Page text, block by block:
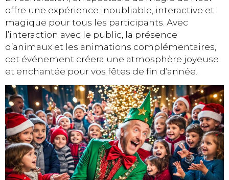
offre une expérience inoubliable, interactive et
magique pour tous les participants. Avec
l’interaction avec le public, la présence
d’animaux et les animations complémentaires,
cet événement créera une atmosphère joyeuse
et enchantée pour vos fêtes de fin d’année.